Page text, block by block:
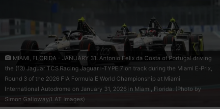
MIAMI, FLORIDA - JANUARY 31: Antonio Felix da Costa of Portugal driving
the (13) Jaguar TCS Racing Jaguar I-TYPE 7 on track during the Miami E-Prix,
Round 3 of the 2026 FIA Formula E World Championship at Miami
International Autodrome on January 31, 2026 in Miami, Florida. (Photo by
Simon Galloway/LAT Images)